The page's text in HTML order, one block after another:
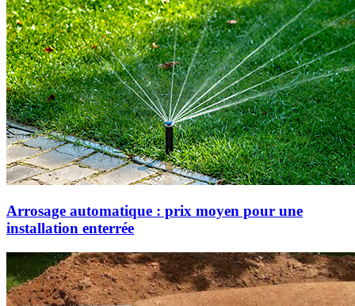
Arrosage automatique : prix moyen pour une
installation enterrée